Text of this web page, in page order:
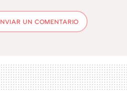
UN COMENTARIO